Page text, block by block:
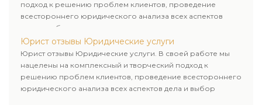
подход к решению проблем клиентов, проведение
всестороннего юридического анализа всех аспектов
дела и выбор рационального пути для его успешного
завершения.
Юрист отзывы Юридические услуги
Юрист отзывы Юридические услуги. В своей работе мы
нацелены на комплексный и творческий подход к
решению проблем клиентов, проведение всестороннего
юридического анализа всех аспектов дела и выбор